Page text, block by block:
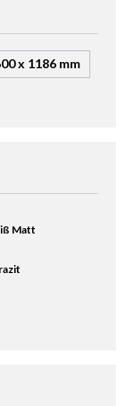
x 1186 mm
Matt